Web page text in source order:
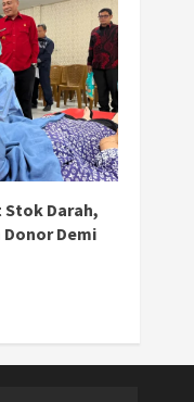
Darah,
Donor Demi